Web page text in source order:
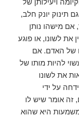
תינוק יונק חלב,
אם מישהו נותן
את לשונו, או פוגע
של האדם. אם
להיות מותו של
את לשונו
על ידי
זה אומר שיש לו
היא שהוא